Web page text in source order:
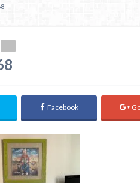
Facebook